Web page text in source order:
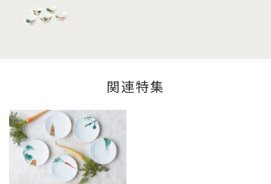
関連特集